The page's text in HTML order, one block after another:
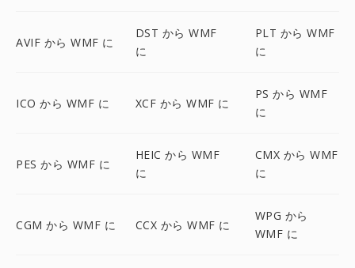
AVIF から WMF に
DST から WMF
に
PLT から WMF
に
ICO から WMF に XCF から WMF に
PS から WMF
に
PES から WMF に
HEIC から WMF
に
CMX から WMF
に
CGM から WMF に CCX から WMF に
WPG から
WMF に